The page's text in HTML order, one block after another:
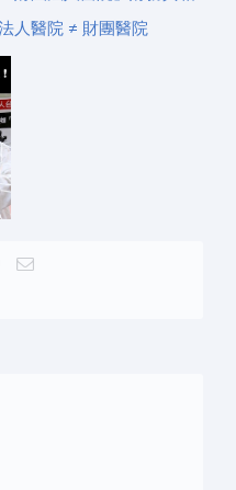
人醫院 ≠ 財團醫院